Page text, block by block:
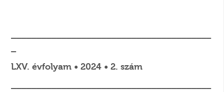
LXV. évfolyam • 2024 • 2. szám